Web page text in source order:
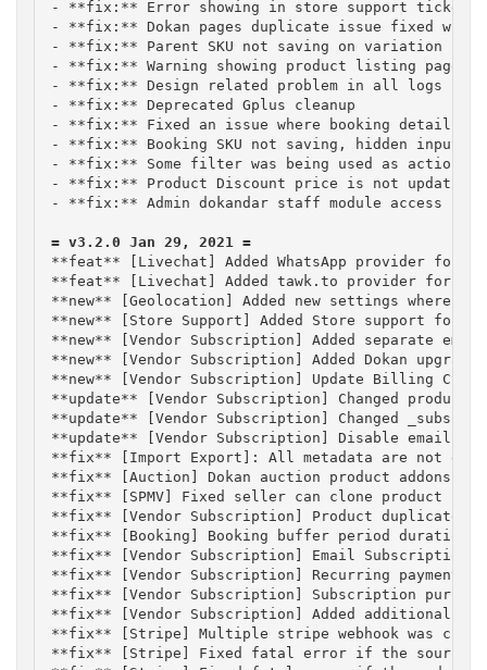
- **fix:** Error showing in store support ticket
- **fix:** Dokan pages duplicate issue fixed when
- **fix:** Parent SKU not saving on variation
- **fix:** Warning showing product listing page
- **fix:** Design related problem in all logs
- **fix:** Deprecated Gplus cleanup
- **fix:** Fixed an issue where booking details
- **fix:** Booking SKU not saving, hidden input
- **fix:** Some filter was being used as action
- **fix:** Product Discount price is not updating
- **fix:** Admin dokandar staff module access
**feat** [Livechat] Added WhatsApp provider for
**feat** [Livechat] Added tawk.to provider for
**new** [Geolocation] Added new settings where
**new** [Store Support] Added Store support form
**new** [Vendor Subscription] Added separate
**new** [Vendor Subscription] Added Dokan
**new** [Vendor Subscription] Update Billing
**update** [Vendor Subscription] Changed
**update** [Vendor Subscription] Changed
**update** [Vendor Subscription] Disable email
**fix** [Import Export]: All metadata are not
**fix** [Auction] Dokan auction product addons
**fix** [SPMV] Fixed seller can clone product
**fix** [Vendor Subscription] Product duplicate
**fix** [Booking] Booking buffer period
**fix** [Vendor Subscription] Email Subscription
**fix** [Vendor Subscription] Recurring payment
**fix** [Vendor Subscription] Subscription
**fix** [Vendor Subscription] Added additional fee
**fix** [Stripe] Multiple stripe webhook was
**fix** [Stripe] Fixed fatal error if the source